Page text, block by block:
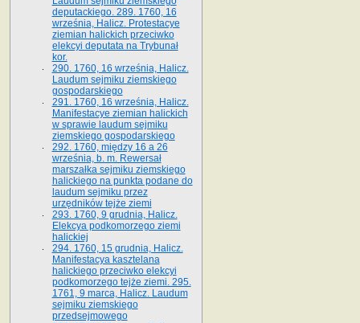
deputackiego. 289. 1760, 16
września, Halicz. Protestacye
ziemian halickich przeciwko
elekcyi deputata na Trybunał
kor.
290. 1760, 16 września, Halicz.
Laudum sejmiku ziemskiego
gospodarskiego
291. 1760, 16 września, Halicz.
Manifestacye ziemian halickich
w sprawie laudum sejmiku
ziemskiego gospodarskiego
292. 1760, między 16 a 26
września, b. m. Rewersał
marszałka sejmiku ziemskiego
halickiego na punkta podane do
laudum sejmiku przez
urzędników tejże ziemi
293. 1760, 9 grudnia, Halicz.
Elekcya podkomorzego ziemi
halickiej
294. 1760, 15 grudnia, Halicz.
Manifestacya kasztelana
halickiego przeciwko elekcyi
podkomorzego tejże ziemi. 295.
1761, 9 marca, Halicz. Laudum
sejmiku ziemskiego
przedsejmowego